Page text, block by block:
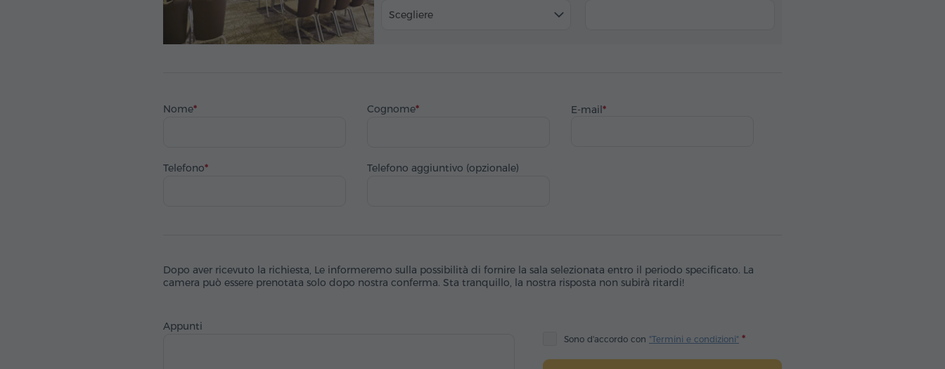
Scegliere
Nome Cognome E-mail
Telefono Telefono aggiuntivo (opzionale)
Dopo aver ricevuto la richiesta, Le informeremo sulla possibilità di fornire la sala selezionata entro il periodo specificato. La
camera può essere prenotata solo dopo nostra conferma. Sta tranquillo, la nostra risposta non subirà ritardi!
Appunti
Sono d'accordo con "Termini e condizioni"